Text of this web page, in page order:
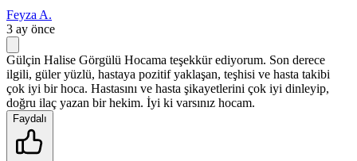
Feyza A.
3 ay önce
Gülçin Halise Görgülü Hocama teşekkür ediyorum. Son derece
ilgili, güler yüzlü, hastaya pozitif yaklaşan, teşhisi ve hasta takibi
çok iyi bir hoca. Hastasını ve hasta şikayetlerini çok iyi dinleyip,
doğru ilaç yazan bir hekim. İyi ki varsınız hocam.
Faydalı